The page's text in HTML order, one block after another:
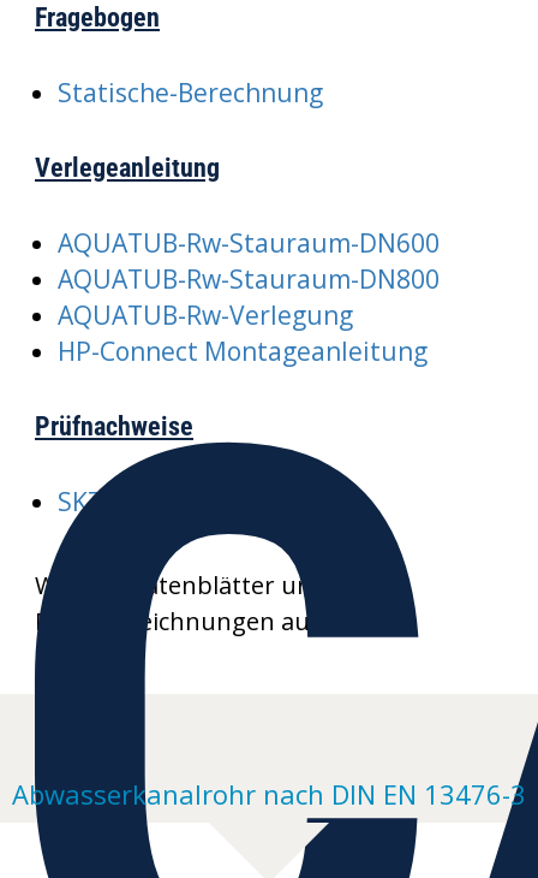
Fragebogen
Statische-Berechnung
Verlegeanleitung
AQUATUB-Rw-Stauraum-DN600
AQUATUB-Rw-Stauraum-DN800
AQUATUB-Rw-Verlegung
HP-Connect Montageanleitung
Prüfnachweise
SKZ-A352-AQUATUB-Rw
Weitere Datenblätter und
Produktzeichnungen auf Anfrage
Abwasserkanalrohr nach DIN EN 13476-3